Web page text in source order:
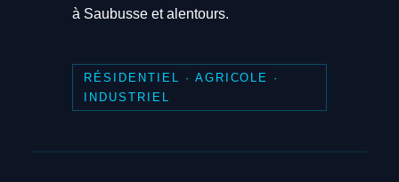
à Saubusse et alentours.
RÉSIDENTIEL · AGRICOLE ·
INDUSTRIEL